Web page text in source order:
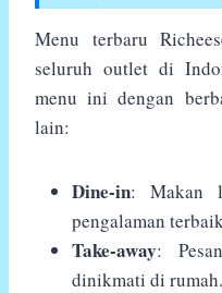
Menu terbaru
seluruh outlet di
menu ini dengan
lain:
Dine-in: Makan
pengalaman
Take-away:
dinikmati di rumah.